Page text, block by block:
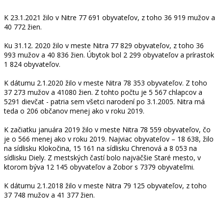
K 23.1.2021 žilo v Nitre 77 691 obyvateľov, z toho 36 919 mužov a
40 772 žien.
Ku 31.12. 2020 žilo v meste Nitra 77 829 obyvateľov, z toho 36
993 mužov a 40 836 žien. Úbytok bol 2 299 obyvateľov a prírastok
1 824 obyvateľov.
K dátumu 2.1.2020 žilo v meste Nitra 78 353 obyvateľov. Z toho
37 273 mužov a 41080 žien. Z tohto počtu je 5 567 chlapcov a
5291 dievčat - patria sem všetci narodení po 3.1.2005. Nitra má
teda o 206 občanov menej ako v roku 2019.
K začiatku januára 2019 žilo v meste Nitra 78 559 obyvateľov, čo
je o 566 menej ako v roku 2019. Najviac obyvateľov – 18 638, žilo
na sídlisku Klokočina, 15 161 na sídlisku Chrenová a 8 053 na
sídlisku Diely. Z mestských častí bolo najväčšie Staré mesto, v
ktorom býva 12 145 obyvateľov a Zobor s 7379 obyvateľmi.
K dátumu 2.1.2018 žilo v meste Nitra 79 125 obyvateľov, z toho
37 748 mužov a 41 377 žien.